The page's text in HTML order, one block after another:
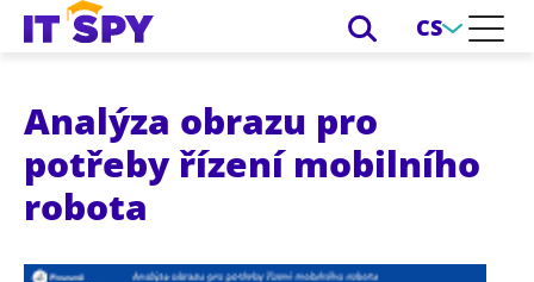
CS
Analýza obrazu pro
potřeby řízení mobilního
robota